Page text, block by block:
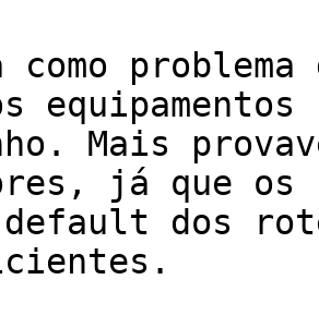
como
equipamentos
Mais
já que os
dos